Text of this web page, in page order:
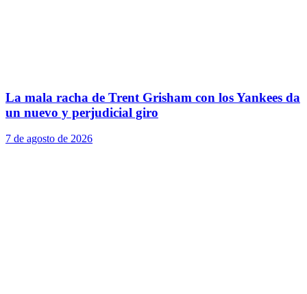
La mala racha de Trent Grisham con los Yankees da
un nuevo y perjudicial giro
7 de agosto de 2026